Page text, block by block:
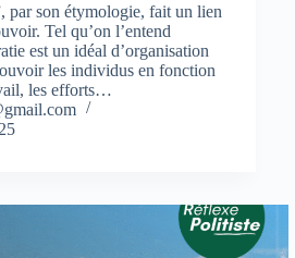
par son étymologie, fait un lien
Tel qu’on l’entend
est un idéal d’organisation
les individus en fonction
les efforts…